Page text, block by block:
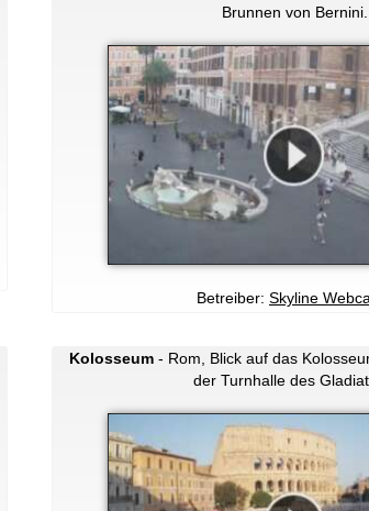
Brunnen von Bernini.
Betreiber: Skyline
Kolosseum - Rom, Blick auf das
der Turnhalle des